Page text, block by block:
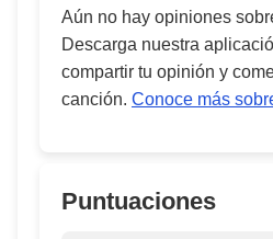
Aún no hay opiniones
Descarga nuestra
compartir tu opinión y
canción. Conoce más
Puntuaciones